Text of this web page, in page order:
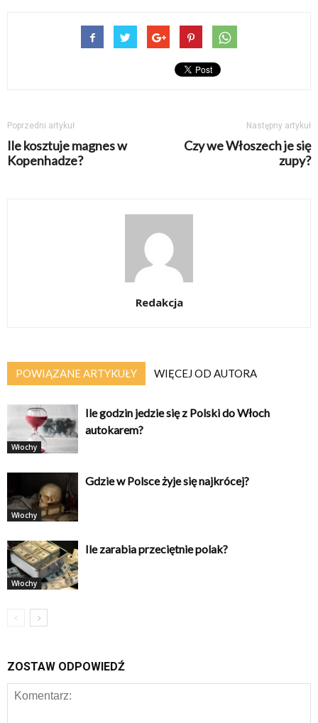
Poprzedni artykuł
Ile kosztuje magnes w
Kopenhadze?
Następny artykuł
Czy we Włoszech je się
zupy?
Redakcja
POWIĄZANE ARTYKUŁY WIĘCEJ OD AUTORA
Włochy
Ile godzin jedzie się z Polski do Włoch
autokarem?
Włochy
Gdzie w Polsce żyje się najkrócej?
Włochy
Ile zarabia przeciętnie polak?
ZOSTAW ODPOWIEDŹ